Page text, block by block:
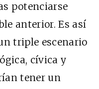
potenciarse
anterior. Es así
triple escenario
cívica y
tener un